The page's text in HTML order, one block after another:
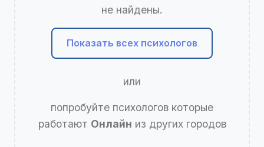
не найдены.
Показать всех психологов
или
попробуйте психологов которые
работают Онлайн из других городов